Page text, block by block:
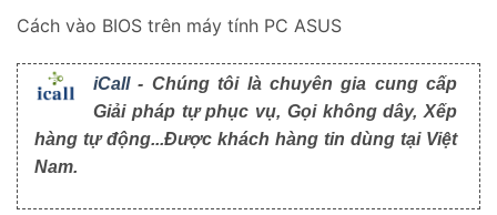
Cách vào BIOS trên máy tính PC ASUS
iCall- Chúng tôi là chuyên gia cung cấp
Giải pháp tự phục vụ, Gọi không dây, Xếp
hàng tự động...Được khách hàng tin dùng tại Việt
Nam.